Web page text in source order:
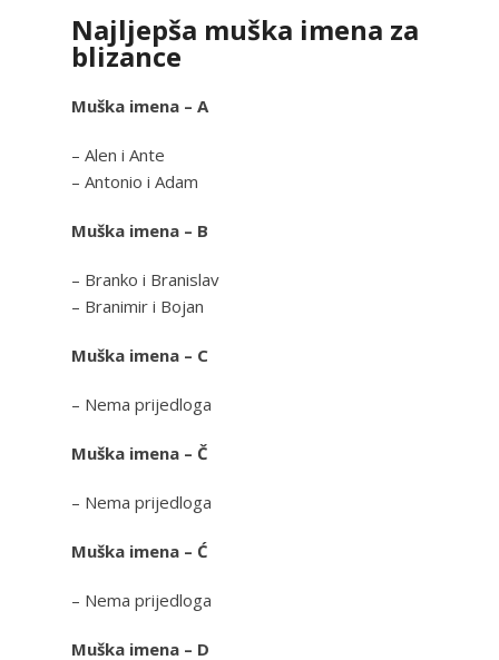
Najljepša muška imena za
blizance
Muška imena – A
– Alen i Ante
– Antonio i Adam
Muška imena – B
– Branko i Branislav
– Branimir i Bojan
Muška imena – C
– Nema prijedloga
Muška imena – Č
– Nema prijedloga
Muška imena – Ć
– Nema prijedloga
Muška imena – D